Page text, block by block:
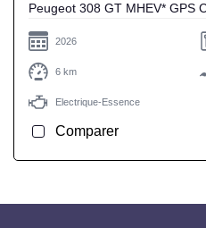
Peugeot 308 GT
2026
6 km
Electrique-Essence
Comparer